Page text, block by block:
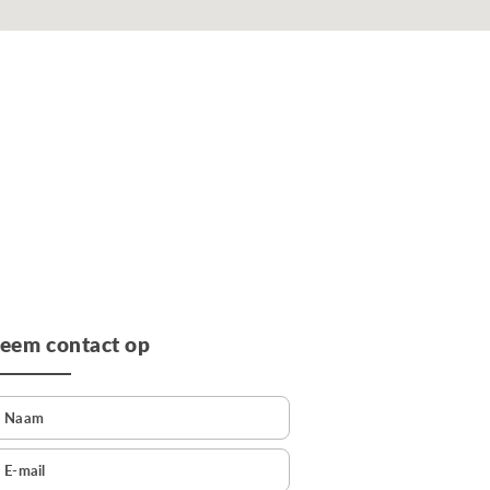
contact op